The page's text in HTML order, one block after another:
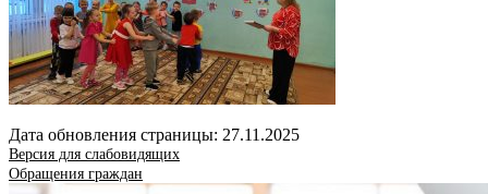
Дата обновления страницы: 27.11.2025
Версия для слабовидящих
Обращения граждан